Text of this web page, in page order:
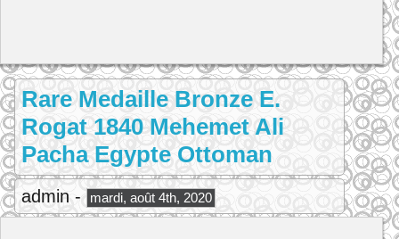
Rare Medaille Bronze E.
Rogat 1840 Mehemet Ali
Pacha Egypte Ottoman
admin - mardi, août 4th, 2020